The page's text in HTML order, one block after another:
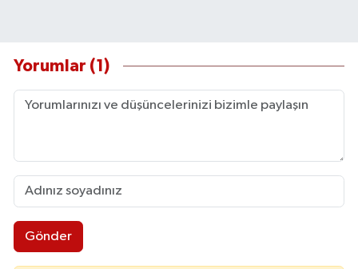
Yorumlar (1)
Gönder